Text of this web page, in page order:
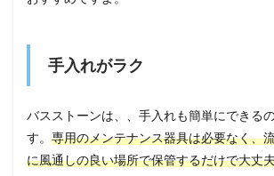
手入れがラク
バスストーンは、、手入れも簡単にできる
す。 専用のメンテナンス器具は必要なく、
に風通しの良い場所で保管するだけで大丈